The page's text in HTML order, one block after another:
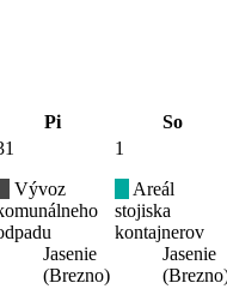
Pi So
Vývoz
Jasenie
(Brezno)
1
Areál
stojiska
kontajnerov
Jasenie